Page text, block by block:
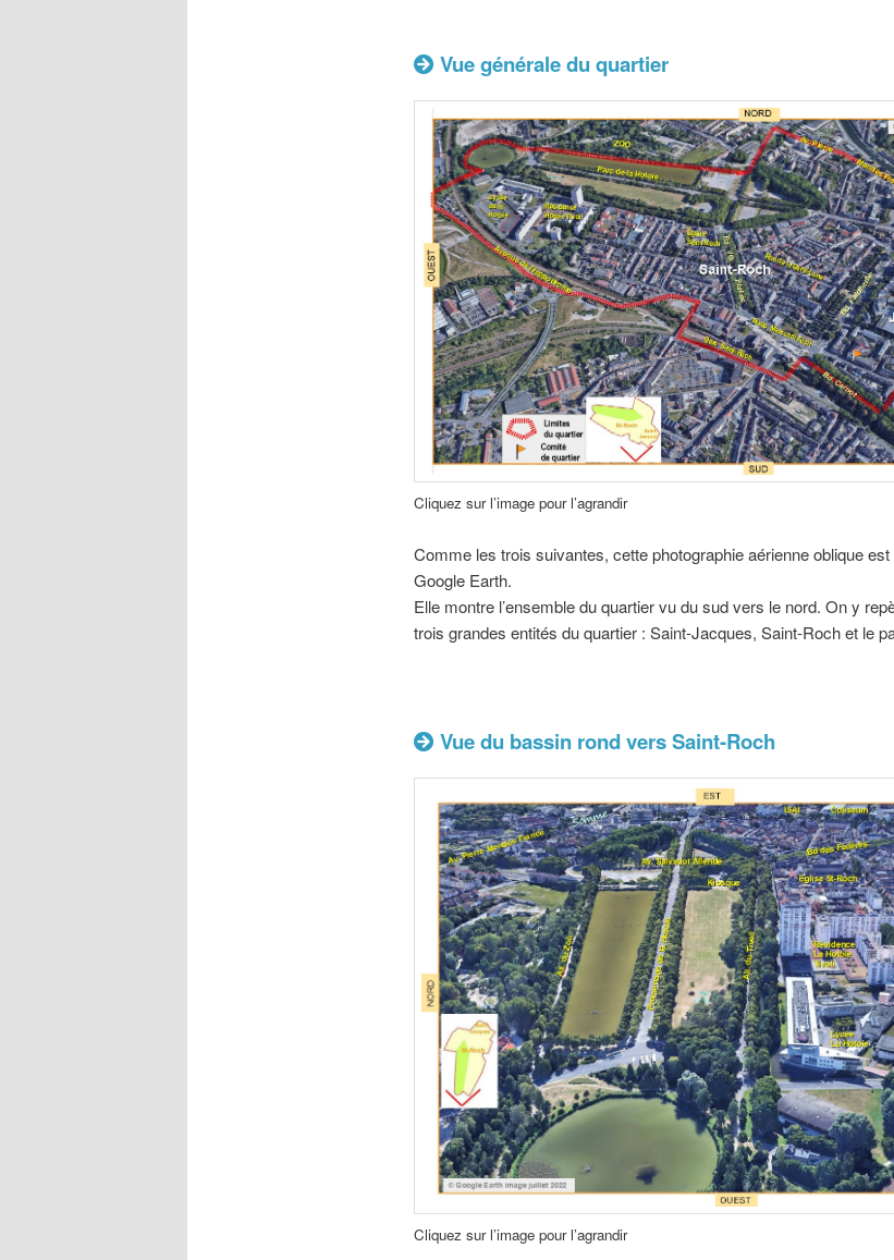
Vue générale du quartier
Cliquez sur l’image pour l’agrandir
Comme les trois suivantes, cette photographie aérienne oblique
Google Earth.
Elle montre l’ensemble du quartier vu du sud vers le nord. On y
trois grandes entités du quartier : Saint-Jacques, Saint-Roch et le
Vue du bassin rond vers Saint-Roch
Cliquez sur l’image pour l’agrandir